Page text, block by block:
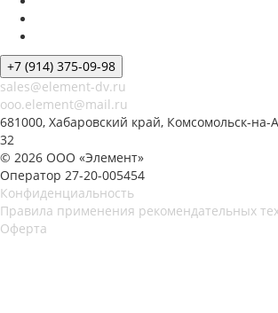
+7 (914) 375-09-98
sales@element-dv.ru
ooo.element@mail.ru
681000, Хабаровский край, Комсомольск-
32
© 2026 ООО «Элемент»
Оператор 27-20-005454
Конфиденциальность
Правила применения рекомендательных
Оферта